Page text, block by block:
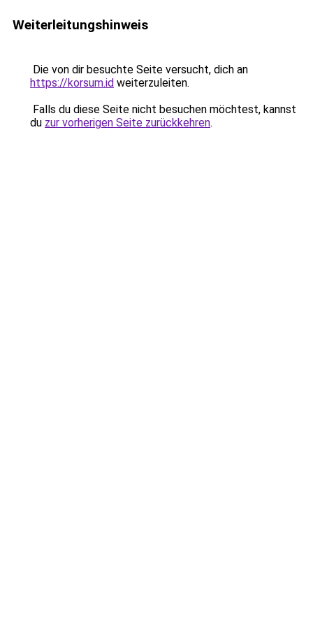
Weiterleitungshinweis
Die von dir besuchte Seite versucht, dich an
https://korsum.id weiterzuleiten.
Falls du diese Seite nicht besuchen möchtest, kannst
du zur vorherigen Seite zurückkehren.